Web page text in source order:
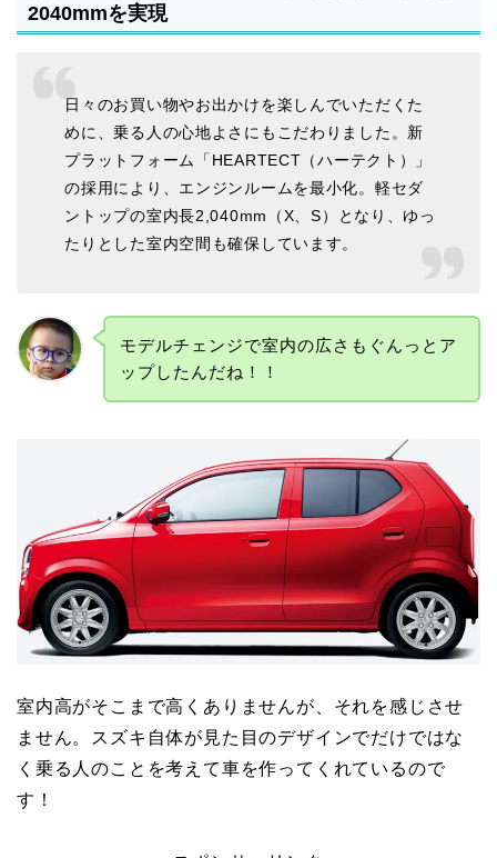
2040mmを実現
日々のお買い物やお出かけを楽しんでいただくた
めに、乗る人の心地よさにもこだわりました。新
プラットフォーム「HEARTECT（ハーテクト）」
の採用により、エンジンルームを最小化。軽セダ
ントップの室内長2,040mm（X、S）となり、ゆっ
たりとした室内空間も確保しています。
モデルチェンジで室内の広さもぐんっとア
ップしたんだね！！
室内高がそこまで高くありませんが、それを感じさせ
ません。スズキ自体が見た目のデザインでだけではな
く乗る人のことを考えて車を作ってくれているので
す！